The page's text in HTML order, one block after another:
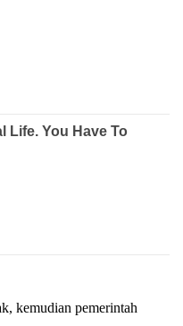
kemudian pemerintah